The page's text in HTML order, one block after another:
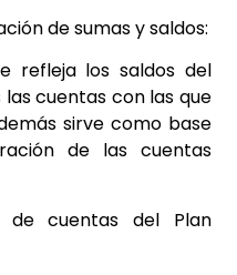
de sumas y saldos:
refleja los saldos del
las cuentas con las que
sirve como base
de las cuentas
de cuentas del Plan